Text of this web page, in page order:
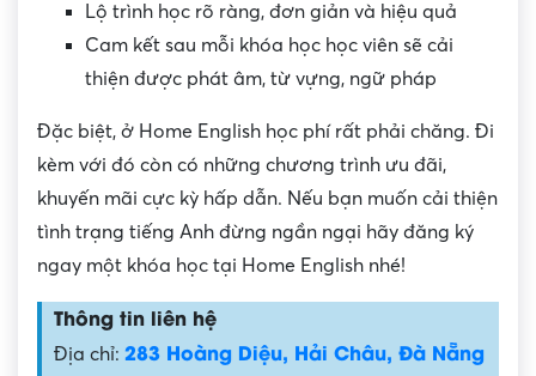
Lộ trình học rõ ràng, đơn giản và hiệu quả
Cam kết sau mỗi khóa học học viên sẽ cải
thiện được phát âm, từ vựng, ngữ pháp
Đặc biệt, ở Home English học phí rất phải chăng. Đi
kèm với đó còn có những chương trình ưu đãi,
khuyến mãi cực kỳ hấp dẫn. Nếu bạn muốn cải thiện
tình trạng tiếng Anh đừng ngần ngại hãy đăng ký
ngay một khóa học tại Home English nhé!
Thông tin liên hệ
Địa chỉ: 283 Hoàng Diệu, Hải Châu, Đà Nẵng